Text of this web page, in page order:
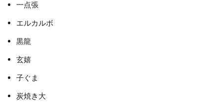
一点張
エルカルボ
黒龍
玄嬉
子ぐま
炭焼き大